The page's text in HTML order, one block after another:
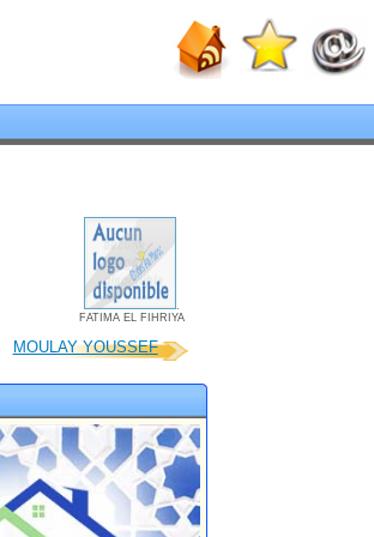
.
FATIMA EL FIHRIYA
MOULAY YOUSSEF